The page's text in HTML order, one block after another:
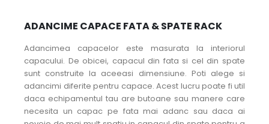
ADANCIME CAPACE FATA & SPATE RACK
Adancimea capacelor este masurata la interiorul
capacului. De obicei, capacul din fata si cel din spate
sunt construite la aceeasi dimensiune. Poti alege si
adancimi diferite pentru capace. Acest lucru poate fi util
daca echipamentul tau are butoane sau manere care
necesita un capac pe fata mai adanc sau daca ai